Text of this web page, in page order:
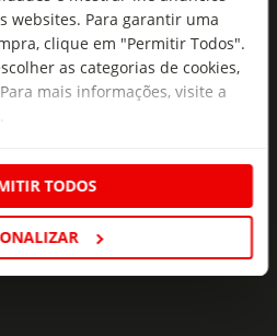
websites. Para garantir uma
clique em "Permitir Todos".
as categorias de cookies,
mais informações, visite a
TODOS
frescas no
exclusivas,
Subscrever